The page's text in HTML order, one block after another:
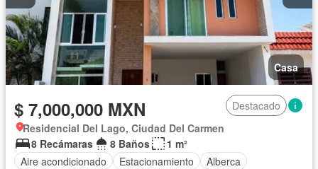
Casa
$ 7,000,000 MXN
Destacado
Residencial Del Lago, Ciudad Del Carmen
8 Recámaras
8 Baños
1 m²
Aire acondicionado
Estacionamiento Alberca